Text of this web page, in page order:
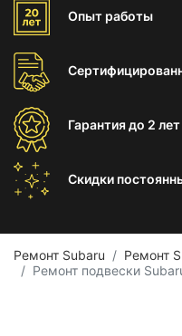
Опыт работы
Гарантиядо 2 лет
Скидки
Ремонт Subaru
Ремонт
Ремонт подвески